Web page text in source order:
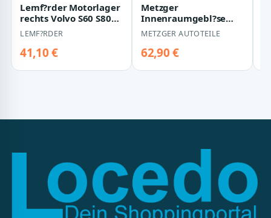
Lemf?rder Motorlager
rechts Volvo S60 S80
V70 Xc70 Xc90
LEMF?RDER
41,10 €
Metzger
Innenraumgebl?se
Volvo S60 S80 V70
Xc70 Xc90
METZGER AUTOTEILE
62,90 €